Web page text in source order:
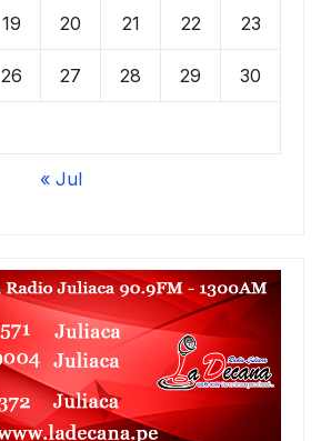
19 20 21 22 23
26 27 28 29 30
« Jul